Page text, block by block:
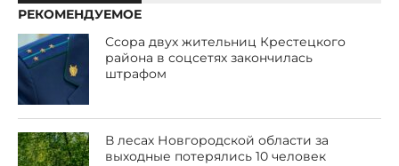
РЕКОМЕНДУЕМОЕ
Ссора двух жительниц Крестецкого
района в соцсетях закончилась
штрафом
В лесах Новгородской области за
выходные потерялись 10 человек